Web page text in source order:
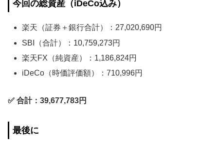
今回の総資産（iDeCo込み）
楽天（証券＋銀行合計）：27,020,690円
SBI（合計）：10,759,273円
楽天FX（純資産）：1,186,824円
iDeCo（時価評価額）：710,996円
✅ 合計：39,677,783円
最後に